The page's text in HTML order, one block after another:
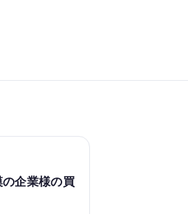
企業様の買